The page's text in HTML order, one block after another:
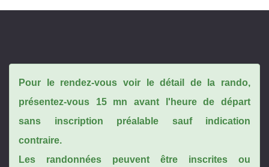
Pour le rendez-vous voir le détail de la rando,
présentez-vous 15 mn avant l'heure de départ
sans inscription préalable sauf indication
contraire.
Les randonnées peuvent être inscrites ou